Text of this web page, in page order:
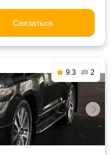
Связаться
9.3 2